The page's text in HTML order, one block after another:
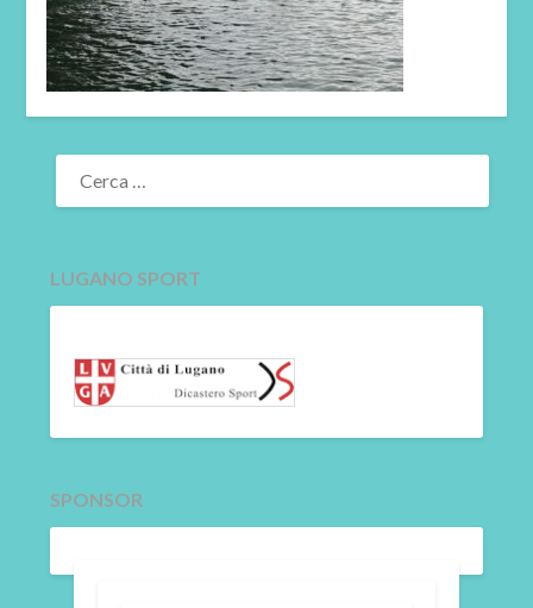
RICERCA
PER:
LUGANO SPORT
SPONSOR